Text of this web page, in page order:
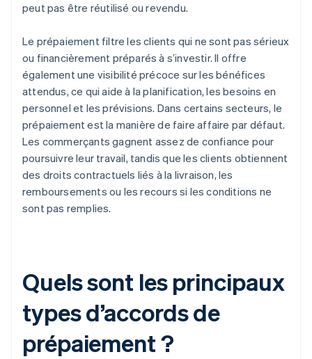
peut pas être réutilisé ou revendu.
Le prépaiement filtre les clients qui ne sont pas sérieux
ou financièrement préparés à s’investir. Il offre
également une visibilité précoce sur les bénéfices
attendus, ce qui aide à la planification, les besoins en
personnel et les prévisions. Dans certains secteurs, le
prépaiement est la manière de faire affaire par défaut.
Les commerçants gagnent assez de confiance pour
poursuivre leur travail, tandis que les clients obtiennent
des droits contractuels liés à la livraison, les
remboursements ou les recours si les conditions ne
sont pas remplies.
Quels sont les principaux
types d’accords de
prépaiement ?